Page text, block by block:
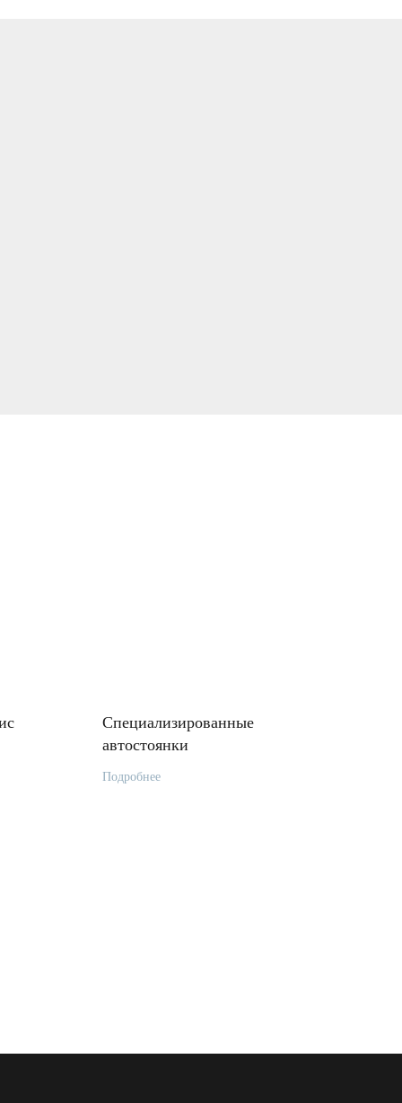
Специализированные
автостоянки
Подробнее